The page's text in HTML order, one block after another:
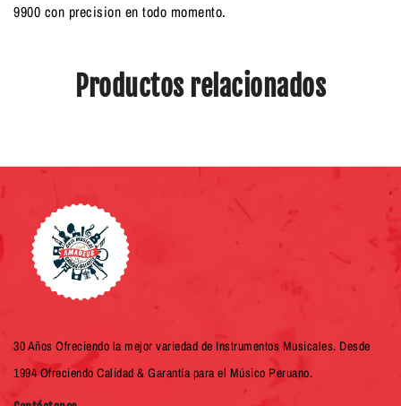
9900 con precision en todo momento.
Productos relacionados
30 Años Ofreciendo la mejor variedad de Instrumentos Musicales. Desde
1994 Ofreciendo Calidad & Garantía para el Músico Peruano.